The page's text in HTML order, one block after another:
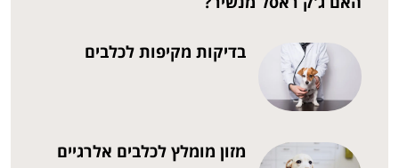
בדיקות מקיפות לכלבים
מזון מומלץ לכלבים אלרגיים